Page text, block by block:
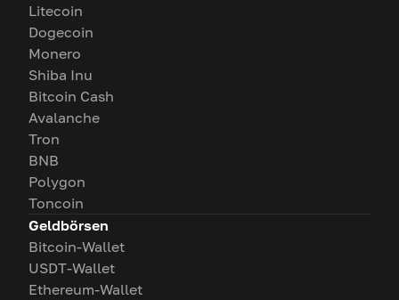
Litecoin
Dogecoin
Monero
Shiba Inu
Bitcoin Cash
Avalanche
Tron
BNB
Polygon
Toncoin
Geldbörsen
Bitcoin-Wallet
USDT-Wallet
Ethereum-Wallet